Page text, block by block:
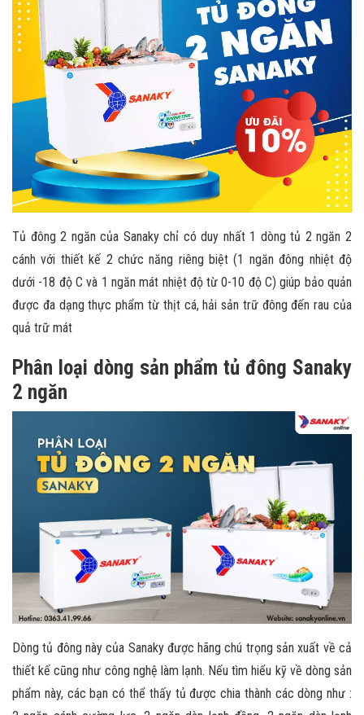
Tủ đông 2 ngăn của Sanaky chỉ có duy nhất 1 dòng tủ 2 ngăn 2
cánh với thiết kế 2 chức năng riêng biệt (1 ngăn đông nhiệt độ
dưới -18 độ C và 1 ngăn mát nhiệt độ từ 0-10 độ C) giúp bảo quản
được đa dạng thực phẩm từ thịt cá, hải sản trữ đông đến rau của
quả trữ mát
Phân loại dòng sản phẩm tủ đông Sanaky
2 ngăn
Dòng tủ đông này của Sanaky được hãng chú trọng sản xuất về cả
thiết kế cũng như công nghệ làm lạnh. Nếu tìm hiểu kỹ về dòng sản
phẩm này, các bạn có thể thấy tủ được chia thành các dòng như :